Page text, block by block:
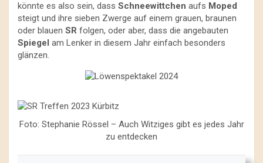
könnte es also sein, dass Schneewittchen aufs Moped
steigt und ihre sieben Zwerge auf einem grauen, braunen
oder blauen SR folgen, oder aber, dass die angebauten
Spiegel am Lenker in diesem Jahr einfach besonders
glänzen.
Foto: Stephanie Rössel – Auch Witziges gibt es jedes Jahr
zu entdecken